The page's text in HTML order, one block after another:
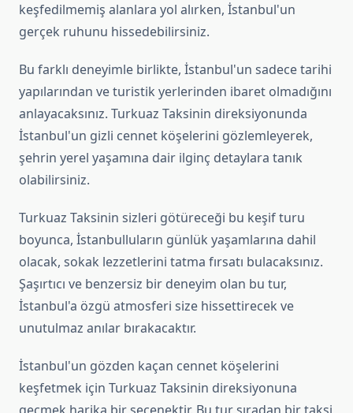
keşfedilmemiş alanlara yol alırken, İstanbul'un
gerçek ruhunu hissedebilirsiniz.
Bu farklı deneyimle birlikte, İstanbul'un sadece tarihi
yapılarından ve turistik yerlerinden ibaret olmadığını
anlayacaksınız. Turkuaz Taksinin direksiyonunda
İstanbul'un gizli cennet köşelerini gözlemleyerek,
şehrin yerel yaşamına dair ilginç detaylara tanık
olabilirsiniz.
Turkuaz Taksinin sizleri götüreceği bu keşif turu
boyunca, İstanbulluların günlük yaşamlarına dahil
olacak, sokak lezzetlerini tatma fırsatı bulacaksınız.
Şaşırtıcı ve benzersiz bir deneyim olan bu tur,
İstanbul'a özgü atmosferi size hissettirecek ve
unutulmaz anılar bırakacaktır.
İstanbul'un gözden kaçan cennet köşelerini
keşfetmek için Turkuaz Taksinin direksiyonuna